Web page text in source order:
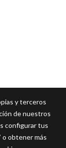
y terceros
de nuestros
configurar tus
o obtener más